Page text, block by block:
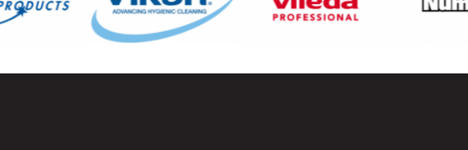
Item